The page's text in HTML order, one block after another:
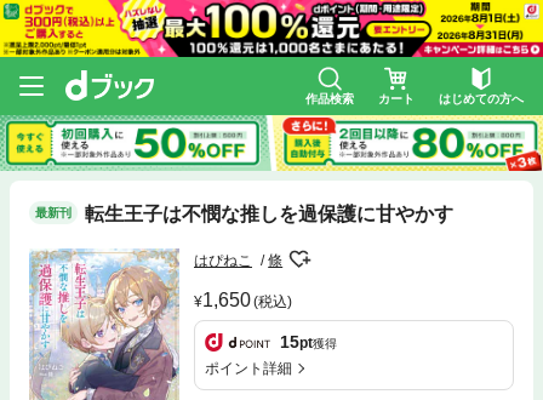
作品検索 カート はじめての方へ
最新刊 転生王子は不憫な推しを過保護に甘やかす
はぴねこ 條
1,650(税込)
15pt獲得
ポイント詳細